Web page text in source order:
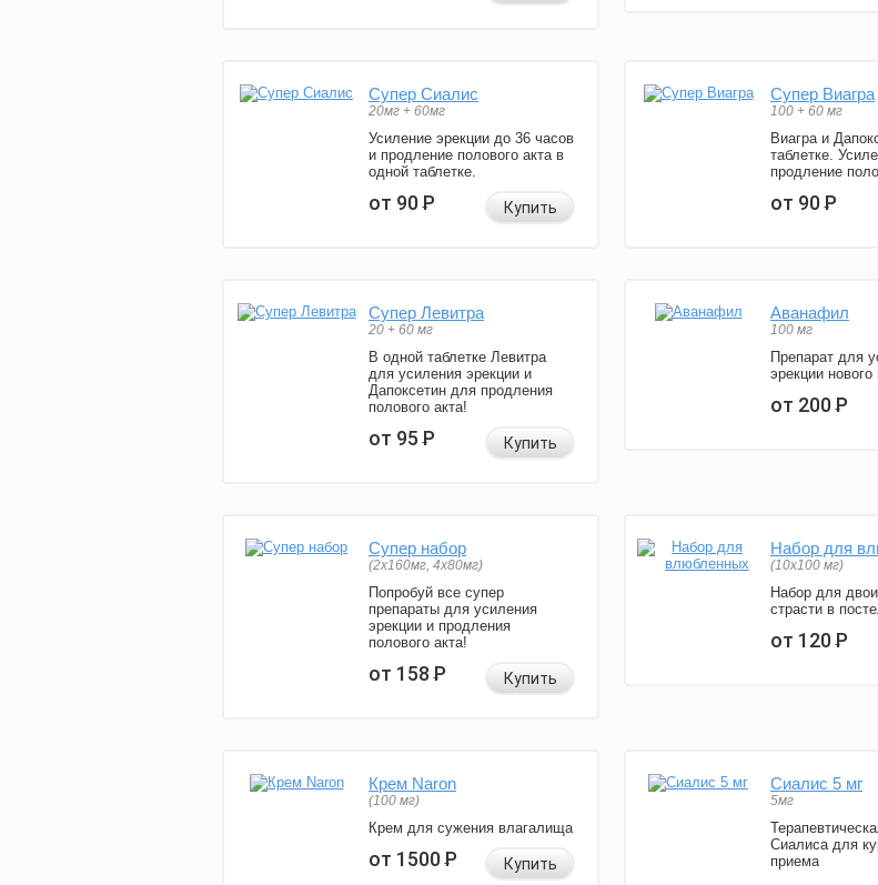
Супер Сиалис
20мг + 60мг
Усиление эрекции до 36 часов
и продление полового акта в
одной таблетке.
от 90Р Купить
Супер Виагра
100 + 60 мг
Виагра и
таблетке.
продление
от 90Р
Супер Левитра
20 + 60 мг
В одной таблетке Левитра
для усиления эрекции и
Дапоксетин для продления
полового акта!
от 95Р Купить
Аванафил
100 мг
Препарат для
эрекции нового
от 200Р
Супер набор
(2х160мг, 4х80мг)
Попробуй все супер
препараты для усиления
эрекции и продления
полового акта!
от 158Р Купить
Набор для
(10х100 мг)
Набор для
страсти в
от 120Р
Крем Naron
(100 мг)
Крем для сужения влагалища
от 1500Р Купить
Сиалис 5 мг
5мг
Сиалиса для
приема